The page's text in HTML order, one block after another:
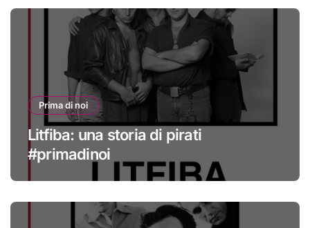
Prima di noi
Litfiba: una storia di pirati
#primadinoi